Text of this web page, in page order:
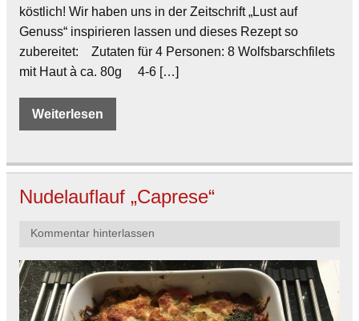
köstlich! Wir haben uns in der Zeitschrift „Lust auf
Genuss“ inspirieren lassen und dieses Rezept so
zubereitet: Zutaten für 4 Personen: 8 Wolfsbarschfilets
mit Haut à ca. 80g 4-6 […]
Weiterlesen
Nudelauflauf „Caprese“
Kommentar hinterlassen